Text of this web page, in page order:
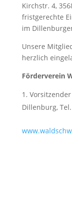
Kirchstr. 4,
fristgerechte
im
Unsere
herzlich
Förderverein
Dillenburg,